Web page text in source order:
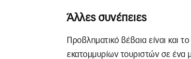
Άλλες συνέπειες
Προβληματικό βέβαια είναι και
εκατομμυρίων τουριστών σε ένα